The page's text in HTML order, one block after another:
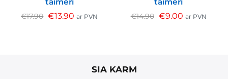
€17.90 €13.90 ar PVN €14.90 €9.00 ar PVN
SIA KARM